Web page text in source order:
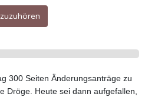
300 Seiten Änderungsanträge zu
Dröge. Heute sei dann aufgefallen,